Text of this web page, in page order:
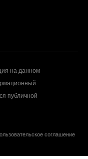
на данном
публичной
соглашение